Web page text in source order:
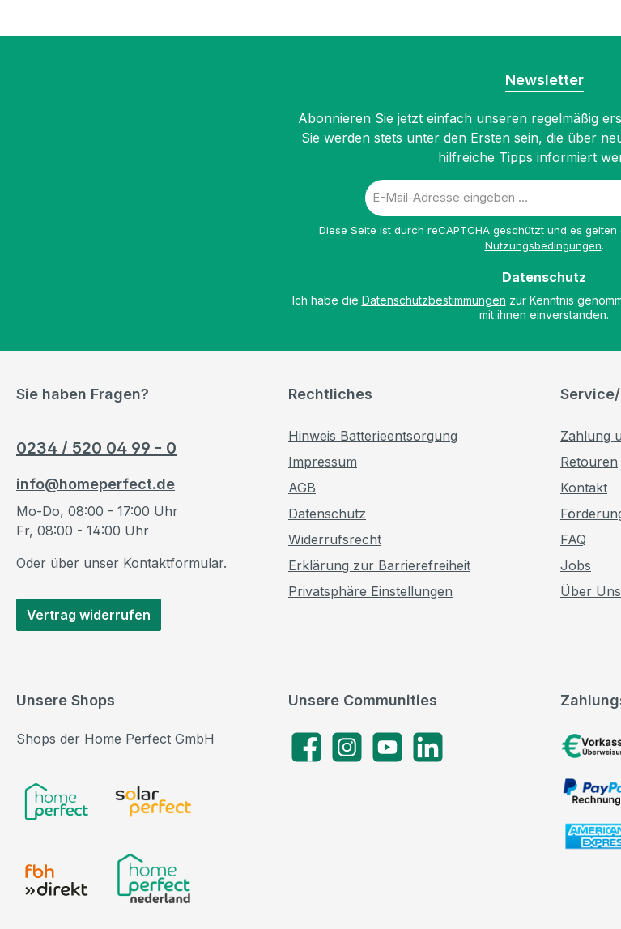
Newsletter
Abonnieren Sie jetzt einfach unseren regelmäßig
Sie werden stets unter den Ersten sein, die über
hilfreiche Tipps informiert
E-
Mail-
Diese Seite ist durch reCAPTCHA geschützt und es gelten
Nutzungsbedingungen.
Datenschutz
Ich habe die Datenschutzbestimmungen zur Kenntnis
mit ihnen einverstanden.
Sie haben Fragen?
0234 / 520 04 99 - 0
info@homeperfect.de
Mo-Do, 08:00 - 17:00 Uhr
Fr, 08:00 - 14:00 Uhr
Oder über unser Kontaktformular.
Vertrag widerrufen
Rechtliches
Hinweis Batterieentsorgung
Impressum
AGB
Datenschutz
Widerrufsrecht
Erklärung zur Barrierefreiheit
Privatsphäre Einstellungen
Zahlung
Retouren
Kontakt
FAQ
Jobs
Über Uns
Unsere Communities
FacebookInstagramYouTubeLinkedIn
Unsere Shops
Shops der Home Perfect GmbH